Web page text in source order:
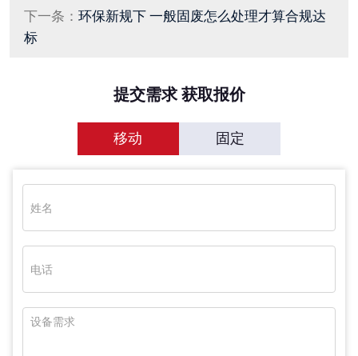
下一条： 环保新规下 一般固废怎么处理才算合规达
标
提交需求 获取报价
移动 固定